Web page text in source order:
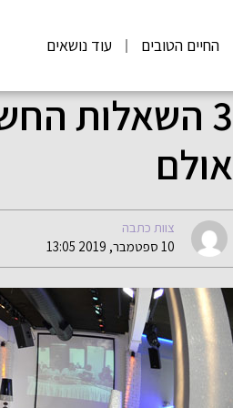
החיים הטובים עוד נושאים
3 השאלות
אולם
צוות כתבה
10 ספטמבר, 2019 13:05